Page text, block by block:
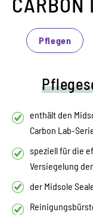
Pflegen
enthält den
Carbon Lab-
speziell für die
Versiegelung
der Midsole